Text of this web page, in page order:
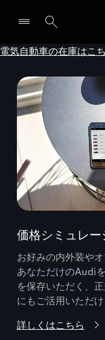
電気自動車の在庫はこ
価格シミュレー
お好みの内外装や
あなただけのAudi
を保存いただく、
にもご活用いただけ
詳しくはこちら